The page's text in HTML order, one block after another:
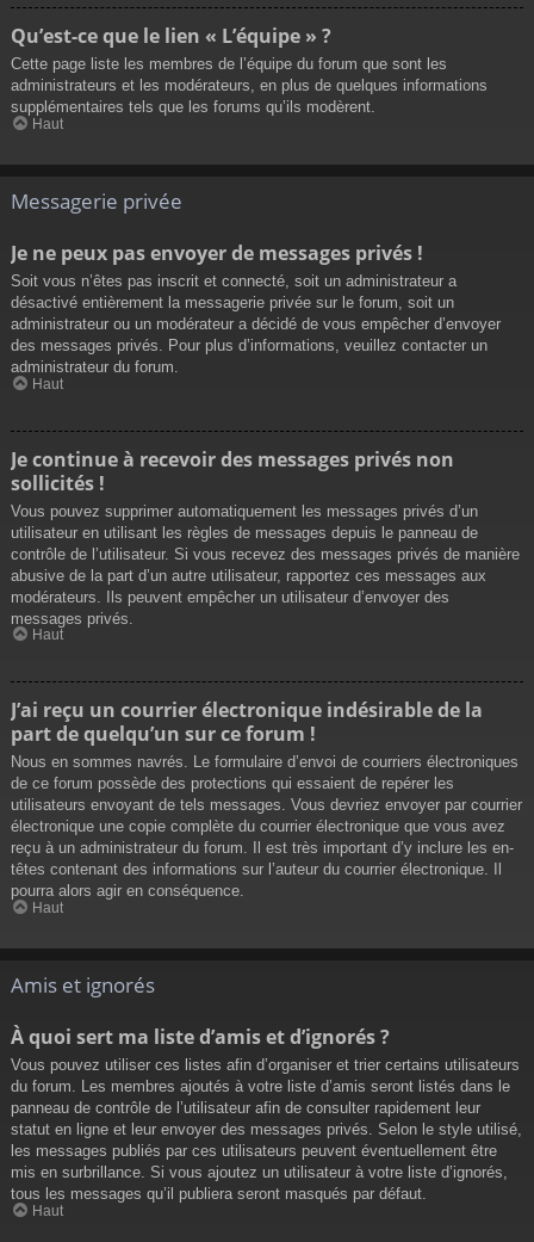
Qu’est-ce que le lien « L’équipe » ?
Cette page liste les membres de l’équipe du forum que sont les
administrateurs et les modérateurs, en plus de quelques informations
supplémentaires tels que les forums qu’ils modèrent.
Haut
Messagerie privée
Je ne peux pas envoyer de messages privés !
Soit vous n’êtes pas inscrit et connecté, soit un administrateur a
désactivé entièrement la messagerie privée sur le forum, soit un
administrateur ou un modérateur a décidé de vous empêcher d’envoyer
des messages privés. Pour plus d’informations, veuillez contacter un
administrateur du forum.
Haut
Je continue à recevoir des messages privés non
sollicités !
Vous pouvez supprimer automatiquement les messages privés d’un
utilisateur en utilisant les règles de messages depuis le panneau de
contrôle de l’utilisateur. Si vous recevez des messages privés de manière
abusive de la part d’un autre utilisateur, rapportez ces messages aux
modérateurs. Ils peuvent empêcher un utilisateur d’envoyer des
messages privés.
Haut
J’ai reçu un courrier électronique indésirable de la
part de quelqu’un sur ce forum !
Nous en sommes navrés. Le formulaire d’envoi de courriers électroniques
de ce forum possède des protections qui essaient de repérer les
utilisateurs envoyant de tels messages. Vous devriez envoyer par courrier
électronique une copie complète du courrier électronique que vous avez
reçu à un administrateur du forum. Il est très important d’y inclure les en-
têtes contenant des informations sur l’auteur du courrier électronique. Il
pourra alors agir en conséquence.
Haut
Amis et ignorés
À quoi sert ma liste d’amis et d’ignorés ?
Vous pouvez utiliser ces listes afin d’organiser et trier certains utilisateurs
du forum. Les membres ajoutés à votre liste d’amis seront listés dans le
panneau de contrôle de l’utilisateur afin de consulter rapidement leur
statut en ligne et leur envoyer des messages privés. Selon le style utilisé,
les messages publiés par ces utilisateurs peuvent éventuellement être
mis en surbrillance. Si vous ajoutez un utilisateur à votre liste d’ignorés,
tous les messages qu’il publiera seront masqués par défaut.
Haut